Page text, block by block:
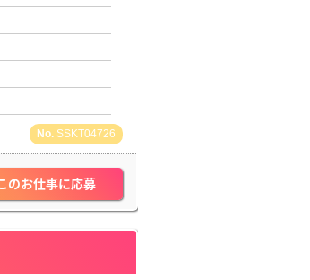
SSKT04726
のお仕事に応募